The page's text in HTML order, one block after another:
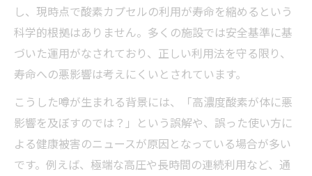
し、現時点で酸素カプセルの利用が寿命を縮めるという
科学的根拠はありません。多くの施設では安全基準に基
づいた運用がなされており、正しい利用法を守る限り、
寿命への悪影響は考えにくいとされています。
こうした噂が生まれる背景には、「高濃度酸素が体に悪
影響を及ぼすのでは？」という誤解や、誤った使い方に
よる健康被害のニュースが原因となっている場合が多い
です。例えば、極端な高圧や長時間の連続利用など、通